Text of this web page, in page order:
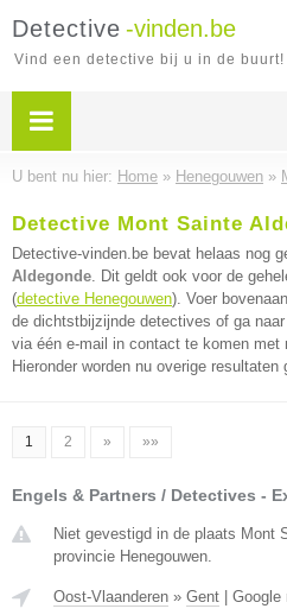
Detective -vinden.be
Vind een detective bij u in de buurt!
U bent nu hier: Home » Henegouwen »
Detective Mont Sainte
Detective-vinden.be bevat helaas nog
Aldegonde. Dit geldt ook voor de
(detective Henegouwen). Voer
de dichtstbijzijnde detectives of ga naar
via één e-mail in contact te komen met
Hieronder worden nu overige resultaten
1 2 » »»
Engels & Partners / Detectives -
Niet gevestigd in de plaats Mont
provincie Henegouwen.
Oost-Vlaanderen » Gent Google